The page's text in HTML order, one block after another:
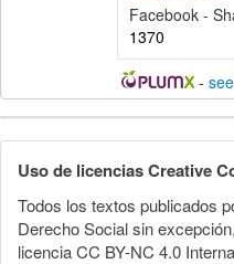
Facebook -
1370
-
Detalles
del
artículo
Uso de licencias Creative
Todos los textos publicados
Derecho Social sin
licencia CC BY-NC 4.0